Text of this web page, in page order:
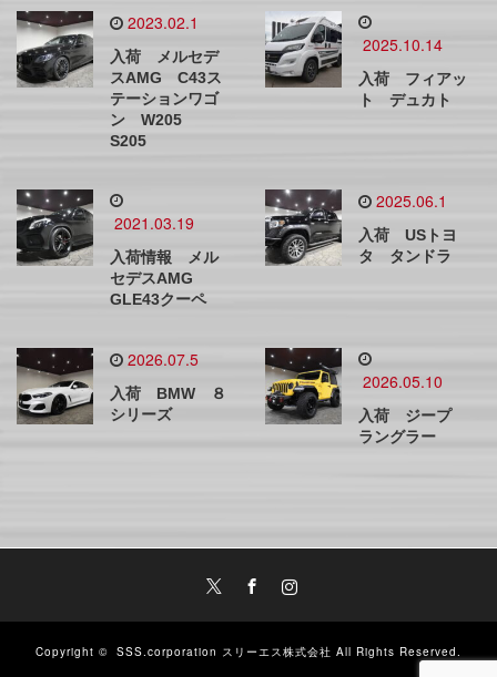
2023.02.1
入荷 メルセデ
スAMG C43ス
テーションワゴ
ン W205
S205
2025.10.14
入荷 フィアッ
ト デュカト
2021.03.19
入荷情報 メル
セデスAMG
GLE43クーペ
2025.06.1
入荷 USトヨ
タ タンドラ
2026.07.5
入荷 BMW ８
シリーズ
2026.05.10
入荷 ジープ
ラングラー
Instagram
Copyright © SSS.corporation スリーエス株式会社 All Rights Reserved.